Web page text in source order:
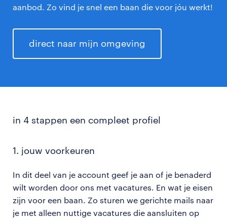
aanbod. Zo vind je snel een baan die voor jóu werkt!
direct naar mijn omgeving
in 4 stappen een compleet profiel
1. jouw voorkeuren
In dit deel van je account geef je aan of je benaderd
wilt worden door ons met vacatures. En wat je eisen
zijn voor een baan. Zo sturen we gerichte mails naar
je met alleen nuttige vacatures die aansluiten op